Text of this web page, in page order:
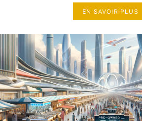
EN SAVOIR PLUS